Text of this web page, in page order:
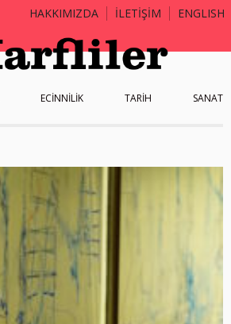
HAKKIMIZDA İLETİŞİM ENGLISH
ECİNNİLİK TARİH SANAT